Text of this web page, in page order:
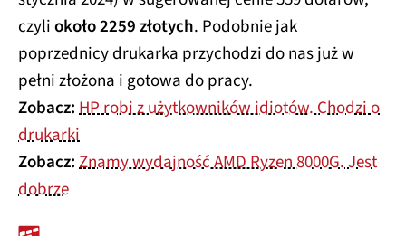
czyliokoło 2259 złotych. Podobnie jak
poprzednicy drukarka przychodzi do nas już w
pełni złożona i gotowa do pracy.
Zobacz:HP robi z użytkowników idiotów. Chodzi o
drukarki
Zobacz:Znamy wydajność AMD Ryzen 8000G. Jest
dobrze